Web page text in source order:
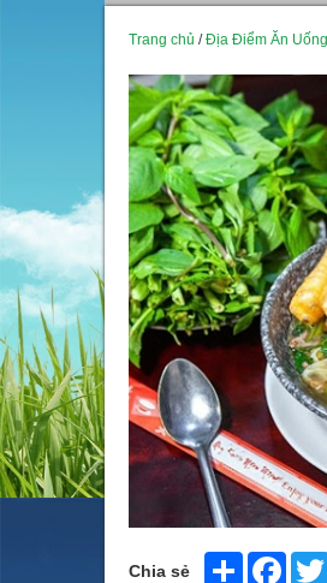
Trang chủ /Địa Điểm Ăn
Chia sẻ Share